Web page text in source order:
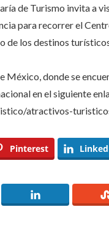
de Turismo invita a
para recorrer el
de los destinos
México, donde se
en el siguiente
atractivos-
Pinterest